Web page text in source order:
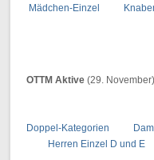
Mädchen-Einzel
OTTM Aktive (29.
Doppel-Kategorien
Herren Einzel D und E